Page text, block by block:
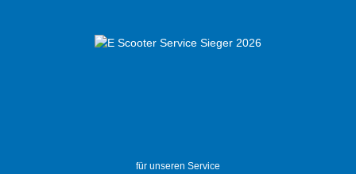
für unseren Service